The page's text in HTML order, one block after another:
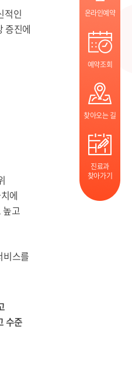
온라인예약
예약조회
찾아오는 길
진료과
찾아가기
적인
증진에
에
높고
비스를
수준